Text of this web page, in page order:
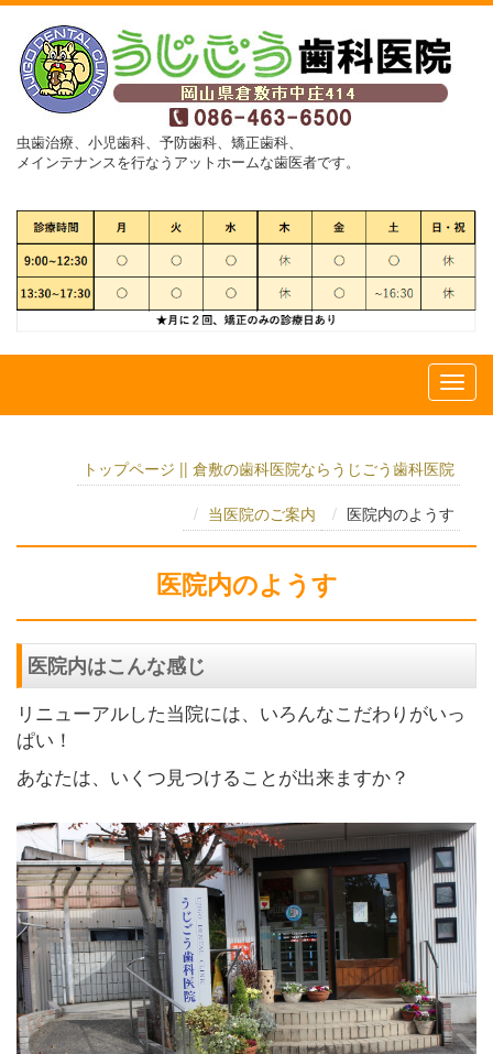
虫歯治療、小児歯科、予防歯科、矯正歯科、
メインテナンスを行なうアットホームな歯医者です。
トップページ || 倉敷の歯科医院ならうじごう歯科医院
当医院のご案内 医院内のようす
医院内のようす
医院内はこんな感じ
リニューアルした当院には、いろんなこだわりがいっ
ぱい！
あなたは、いくつ見つけることが出来ますか？